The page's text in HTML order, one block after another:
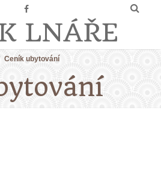
LNÁŘE
Ceník ubytování